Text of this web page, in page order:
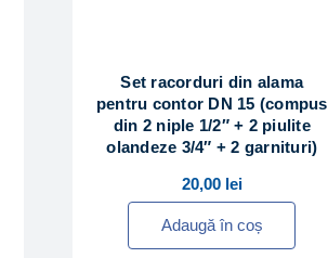
Set racorduri din alama
pentru contor DN 15 (compus
din 2 niple 1/2″ + 2 piulite
olandeze 3/4″ + 2 garnituri)
20,00 lei
Adaugă în coș